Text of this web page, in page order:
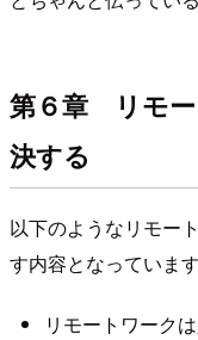
第６章 リモー
決する
以下のようなリモー
す内容となっています
リモートワーク